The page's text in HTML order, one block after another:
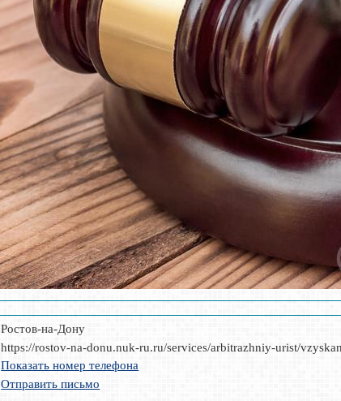
Ростов-на-Дону
https://rostov-na-donu.nuk-ru.ru/services/arbitrazhniy-urist/
Показать номер телефона
Отправить письмо